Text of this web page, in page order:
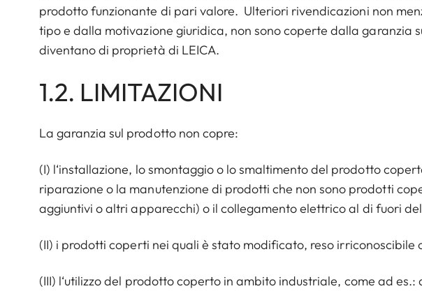
prodotto funzionante di pari valore. Ulteriori rivendicazioni non
tipo e dalla motivazione giuridica, non sono coperte dalla garanzia
diventano di proprietà di LEICA.
1.2. LIMITAZIONI
La garanzia sul prodotto non copre:
(I) l‘installazione, lo smontaggio o lo smaltimento del prodotto
riparazione o la manutenzione di prodotti che non sono prodotti
aggiuntivi o altri apparecchi) o il collegamento elettrico al di fuori
(II) i prodotti coperti nei quali è stato modificato, reso irriconoscibile
(III) l‘utilizzo del prodotto coperto in ambito industriale, come ad